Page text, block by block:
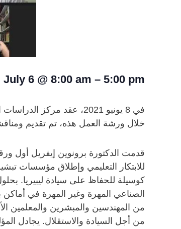
July 6 @ 8:00 am – 5:00 pm
في 8 يونيو 2021، عقد
خلال ورشة العمل هذه، تم تقديم
قدمت الدكتورة برونوين إيفريل أول
للابتكار التعليمي وإطلاق مؤسسات
كوسيلة للحفاظ على سيادة ليبيريا.
الصناعي المهرة وغير المهرة في أماكن
من المهندسين والمبشرين والمعلمين
من أجل السيادة والاستقلال. يجادل